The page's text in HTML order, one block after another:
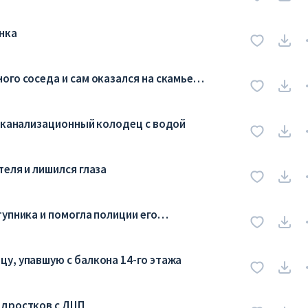
соседа и сам оказался на скамье
колодец с водой
и лишился глаза
и помогла полиции его
упавшую с балкона 14-го этажа